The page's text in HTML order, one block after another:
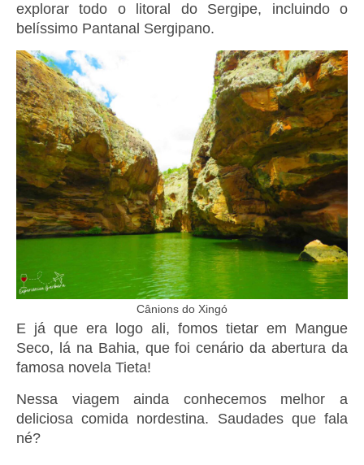
explorar todo o litoral do Sergipe, incluindo o
belíssimo Pantanal Sergipano.
Cânions do Xingó
E já que era logo ali, fomos tietar em Mangue
Seco, lá na Bahia, que foi cenário da abertura da
famosa novela Tieta!
Nessa viagem ainda conhecemos melhor a
deliciosa comida nordestina. Saudades que fala
né?